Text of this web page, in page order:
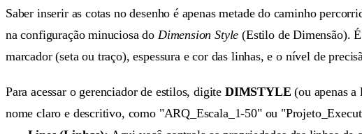
Saber inserir as cotas no desenho é apenas metade do caminho
na configuração minuciosa do Dimension Style (Estilo de Dimensão).
marcador (seta ou traço), espessura e cor das linhas, e o nível de
Para acessar o gerenciador de estilos, digite DIMSTYLE (ou apenas a
nome claro e descritivo, como "ARQ_Escala_1-50" ou